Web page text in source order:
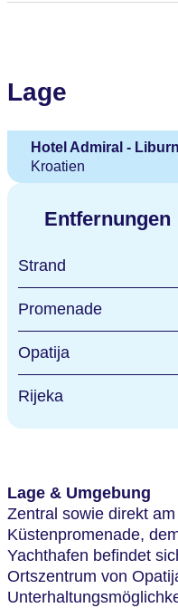
Lage
Hotel Admiral -
Kroatien
Entfernungen
Strand
Promenade
Opatija
Rijeka
Lage & Umgebung
Zentral sowie direkt
Küstenpromenade,
Yachthafen befindet
Ortszentrum von